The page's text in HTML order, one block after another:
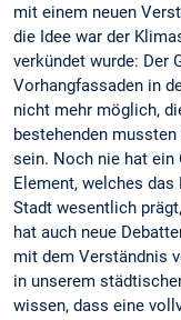
mit einem neuen
die Idee war der
verkündet wurde: Der
Vorhangfassaden in
nicht mehr möglich,
bestehenden
sein. Noch nie hat ein
Element, welches
Stadt wesentlich
hat auch neue
mit dem Verständnis
in unserem
wissen, dass eine